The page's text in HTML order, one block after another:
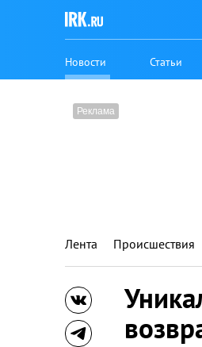
Новости Статьи
Лента Происшествия